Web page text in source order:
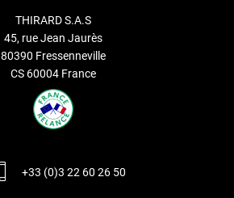
THIRARD S.A.S
45, rue Jean Jaurès
80390 Fressenneville
CS 60004 France
+33 (0)3 22 60 26 50